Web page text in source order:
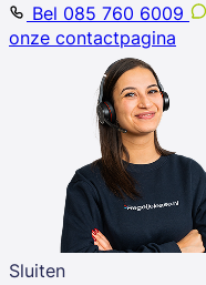
Bel 085 760 6009
onze contactpagina
Sluiten